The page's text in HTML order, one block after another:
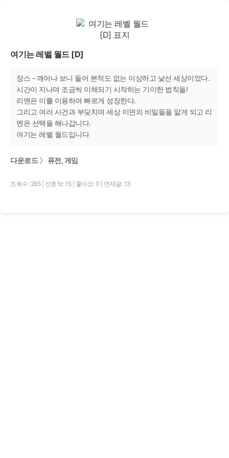
여기는 레벨 월드 [D]
장스 - 깨어나 보니 들어 본적도 없는 이상하고 낯선 세상이었다.
시간이 지나며 조금씩 이해되기 시작하는 기이한 법칙들!
리멘은 이를 이용하여 빠르게 성장한다.
그리고 여러 사건과 부딪치며 세상 이면의 비밀들을 알게 되고 리
멘은 선택을 해나갑니다.
여기는 레벨 월드입니다
다운로드 〉 퓨전, 게임
조회수: 285 선호작: 15 좋아요: 0 연재글: 13